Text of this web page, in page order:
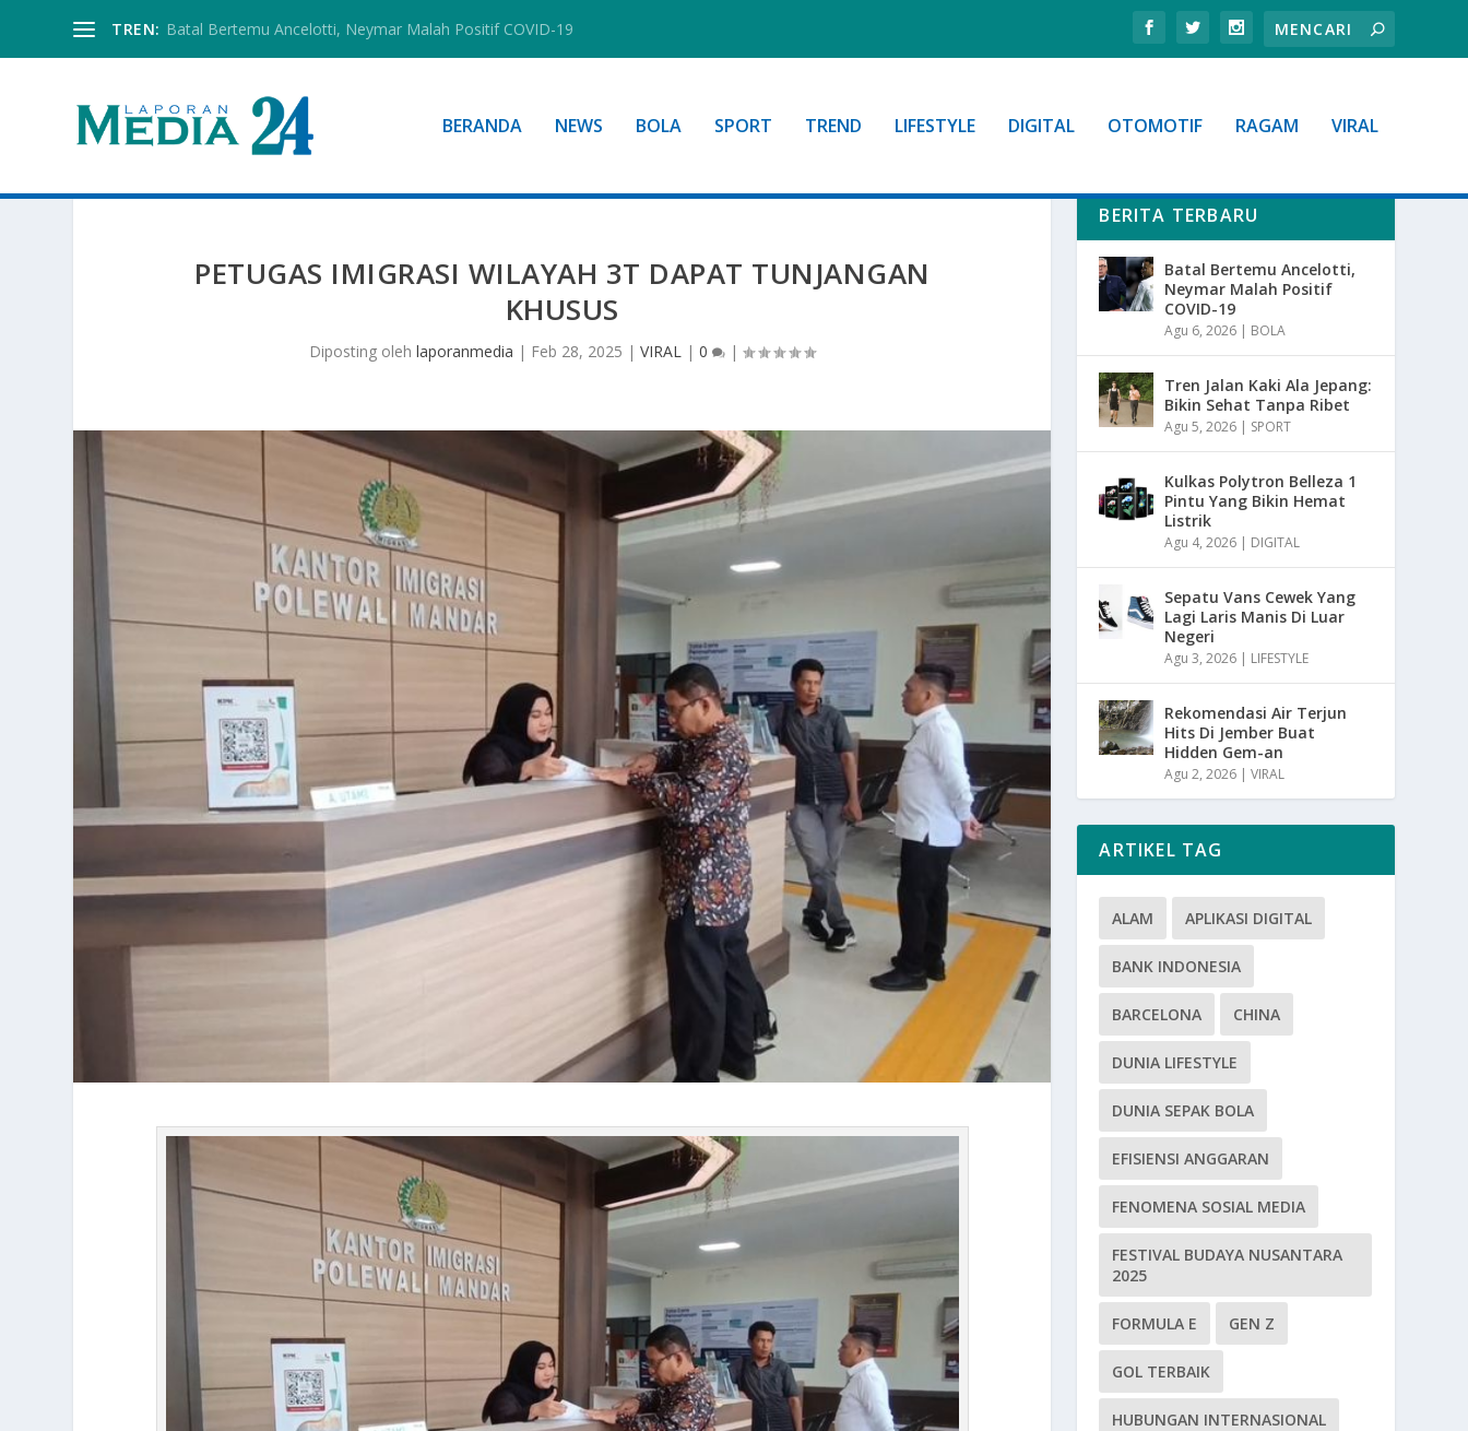
TREN: Batal Bertemu Ancelotti, Neymar Malah Positif COVID-19
BERANDA NEWS BOLA SPORT TREND LIFESTYLE DIGITAL OTOMOTIF RAGAM VIRAL
PETUGAS IMIGRASI WILAYAH 3T DAPAT TUNJANGAN
KHUSUS
Diposting olehlaporanmedia | Feb 28, 2025 |VIRAL |0 |
BERITA TERBARU
Batal Bertemu Ancelotti,
Neymar Malah Positif
COVID-19
Agu 6, 2026 | BOLA
Tren Jalan Kaki Ala Jepang:
Bikin Sehat Tanpa Ribet
Agu 5, 2026 | SPORT
Kulkas Polytron Belleza 1
Pintu Yang Bikin Hemat
Listrik
Agu 4, 2026 | DIGITAL
Sepatu Vans Cewek Yang
Lagi Laris Manis Di Luar
Negeri
Agu 3, 2026 | LIFESTYLE
Rekomendasi Air Terjun
Hits Di Jember Buat
Hidden Gem-an
Agu 2, 2026 |VIRAL
ARTIKEL TAG
ALAM APLIKASI DIGITAL
BANK INDONESIA
BARCELONA CHINA
DUNIA LIFESTYLE
DUNIA SEPAK BOLA
EFISIENSI ANGGARAN
FENOMENA SOSIAL MEDIA
FESTIVAL BUDAYA NUSANTARA
2025
FORMULA E GEN Z
GOL TERBAIK
HUBUNGAN INTERNASIONAL